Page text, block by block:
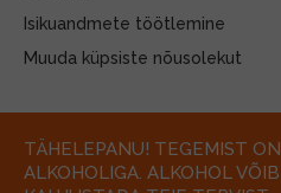
Isikuandmete töötlemine
Muuda küpsiste nõusolekut
TÄHELEPANU! TEGEMIST ON
ALKOHOLIGA. ALKOHOL VÕIB